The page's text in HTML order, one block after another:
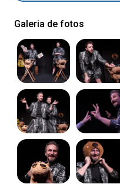
Galeria de fotos